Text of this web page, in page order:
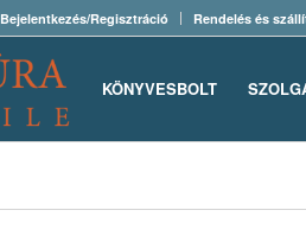
Bejelentkezés/Regisztráció Rendelés és
KÖNYVESBOLT